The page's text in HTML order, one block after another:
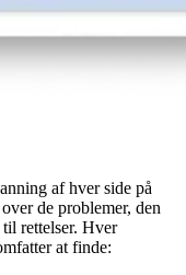
af hver side på
de problemer, den
rettelser. Hver
at finde: